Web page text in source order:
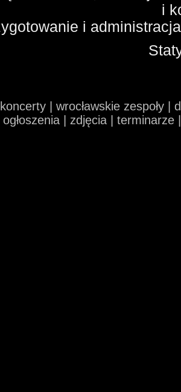
i
i
| wrocławskie zespoły
ogłoszenia | zdjęcia |